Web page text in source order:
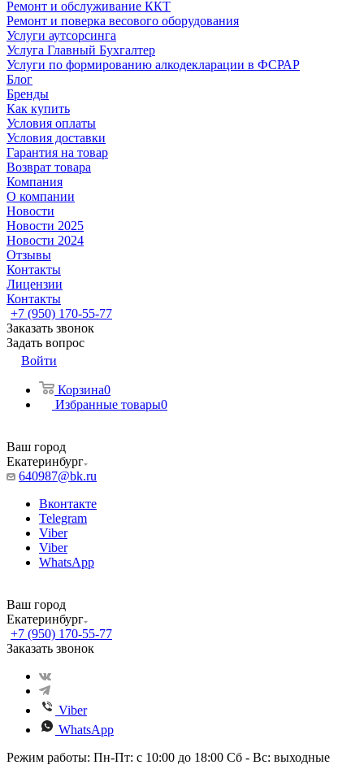
Ремонт и обслуживание ККТ
Ремонт и поверка весового оборудования
Услуги аутсорсинга
Услуга Главный Бухгалтер
Услуги по формированию алкодекларации в ФСРАР
Блог
Бренды
Как купить
Условия оплаты
Условия доставки
Гарантия на товар
Возврат товара
Компания
О компании
Новости
Новости 2025
Новости 2024
Отзывы
Контакты
Лицензии
Контакты
+7 (950) 170-55-77
Заказать звонок
Задать вопрос
Войти
Корзина0
Избранные товары0
Ваш город
Екатеринбург
640987@bk.ru
Вконтакте
Telegram
Viber
Viber
WhatsApp
Ваш город
Екатеринбург
+7 (950) 170-55-77
Заказать звонок
Viber
WhatsApp
Режим работы: Пн-Пт: с 10:00 до 18:00 Сб - Вс: выходные